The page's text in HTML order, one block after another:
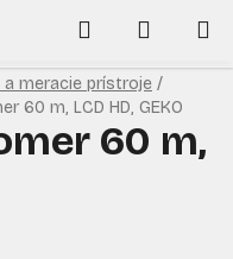
Hľadať
KOŠÍK
a meracie prístroje /
60 m, LCD HD, GEKO
60 m,